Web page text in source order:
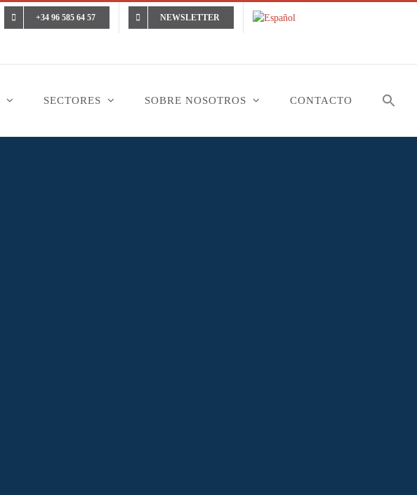
+34 96 585 64 57 NEWSLETTER
SECTORES SOBRE NOSOTROS CONTACTO